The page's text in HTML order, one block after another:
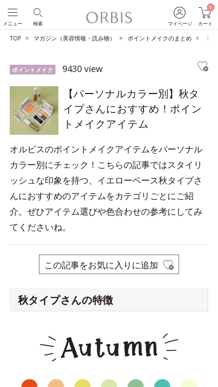
マイページ
0
カート
検索
メニュー
TOP マガジン（美容情報・読み物） ポイントメイクのまとめ 【
ポイントメイク 9430 view
【パーソナルカラー別】秋タ
イプさんにおすすめ！ポイン
トメイクアイテム
オルビスのポイントメイクアイテムをパーソナル
カラー別にチェック！こちらの記事ではスタイリ
ッシュな印象を持つ、イエローベース秋タイプさ
んにおすすめのアイテムをカテゴリごとにご紹
介。ぜひアイテム選びや色合わせの参考にしてみ
てくださいね。
この記事をお気に入りに追加
秋タイプさんの特徴